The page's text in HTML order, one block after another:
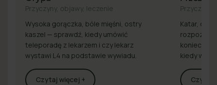
Przyczyny, objawy, leczenie
Wysoka gorączka, bóle mięśni, ostry
kaszel — sprawdź, kiedy umówić
teleporadę z lekarzem i czy lekarz
wystawi L4 na podstawie wywiadu.
Czytaj więcej +
Przyczyny,
Katar,
rozpoznaj
konieczna
kiedy
Czytaj